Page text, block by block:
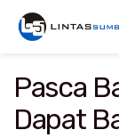
Pasca
Dapat